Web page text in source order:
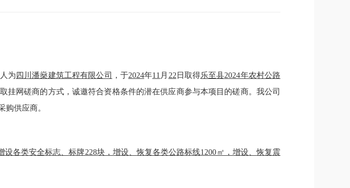
为 四川潘燊建筑工程有限公司 ， 于2024年11 月 22 日取得乐至县2024年农村公路
挂网磋商的方式，诚邀符合资格条件的潜在供应商参与本项目的磋商。我公司
购供应商。
设各类安全标志、标牌228块，增设、恢复各类公路标线1200㎡，增设、恢复震